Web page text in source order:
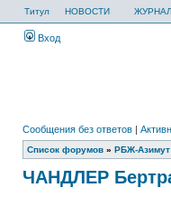
Титул НОВОСТИ
Вход
Сообщения без ответов |
Список форумов » РБЖ-Азимут
ЧАНДЛЕР